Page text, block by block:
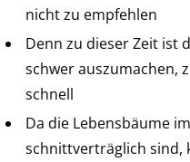
nicht zu empfehlen
Denn zu dieser Zeit ist
schwer auszumachen,
schnell
Da die Lebensbäume
schnittverträglich sind,